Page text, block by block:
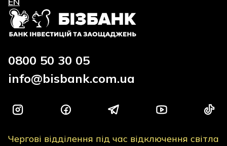
0800 50 30 05
info@bisbank.com.ua
Чергові відділення під час відключення світла